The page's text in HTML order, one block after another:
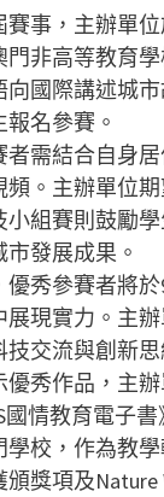
事，主辦單
門非高等教育
向國際講述城
名參賽。
者需結合自身
頻。主辦單位
小組賽則鼓勵
發展成果。
優秀參賽者將
展現實力。主
技交流與創新思
優秀作品，主
國情教育電子
學校，作為教
獎項及